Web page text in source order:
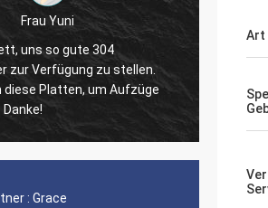
gute 304
zu stellen.
um Aufzüge
nice seamless
: Grace
Art